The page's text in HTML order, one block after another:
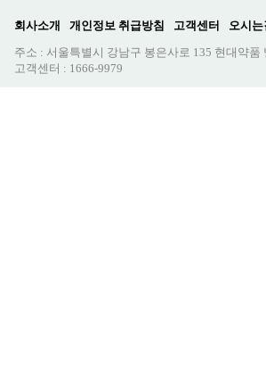
회사소개 개인정보 취급방침 고객센터
오시는
주소 : 서울특별시 강남구 봉은사로 135 현대약품
고객센터 : 1666-9979